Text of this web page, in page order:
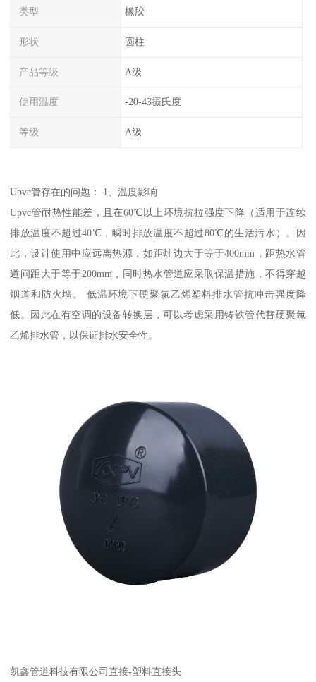
类型 橡胶
形状 圆柱
产品等级 A级
使用温度 -20-43摄氏度
等级 A级
Upvc管存在的问题： 1、温度影响
Upvc管耐热性能差，且在60℃以上环境抗拉强度下降（适用于连续
排放温度不超过40℃，瞬时排放温度不超过80℃的生活污水）。因
此，设计使用中应远离热源，如距灶边大于等于400mm，距热水管
道间距大于等于200mm，同时热水管道应采取保温措施，不得穿越
烟道和防火墙。 低温环境下硬聚氯乙烯塑料排水管抗冲击强度降
低。因此在有空调的设备转换层，可以考虑采用铸铁管代替硬聚氯
乙烯排水管，以保证排水安全性。
凯鑫管道科技有限公司直接-塑料直接头